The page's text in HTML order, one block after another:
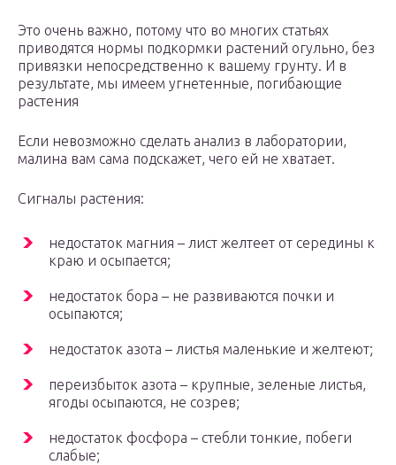
Это очень важно, потому что во многих статьях
приводятся нормы подкормки растений огульно, без
привязки непосредственно к вашему грунту. И в
результате, мы имеем угнетенные, погибающие
растения
Если невозможно сделать анализ в лаборатории,
малина вам сама подскажет, чего ей не хватает.
Сигналы растения:
недостаток магния – лист желтеет от середины к
краю и осыпается;
недостаток бора – не развиваются почки и
осыпаются;
недостаток азота – листья маленькие и желтеют;
переизбыток азота – крупные, зеленые листья,
ягоды осыпаются, не созрев;
недостаток фосфора – стебли тонкие, побеги
слабые;